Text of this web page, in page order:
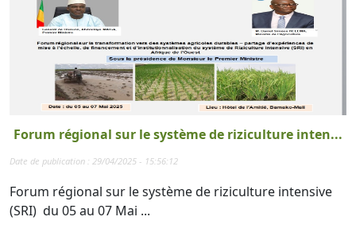
Forum régional sur le système de riziculture inten...
Date de publication : 29/04/2025 - 15:56:12
Forum régional sur le système de riziculture intensive
(SRI) du 05 au 07 Mai ...